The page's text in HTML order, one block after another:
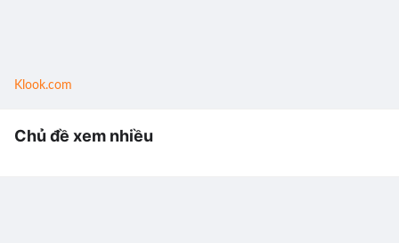
Klook.com
Chủ đề xem nhiều